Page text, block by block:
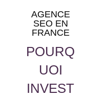
AGENCE
SEO EN
FRANCE
POURQ
UOI
INVEST